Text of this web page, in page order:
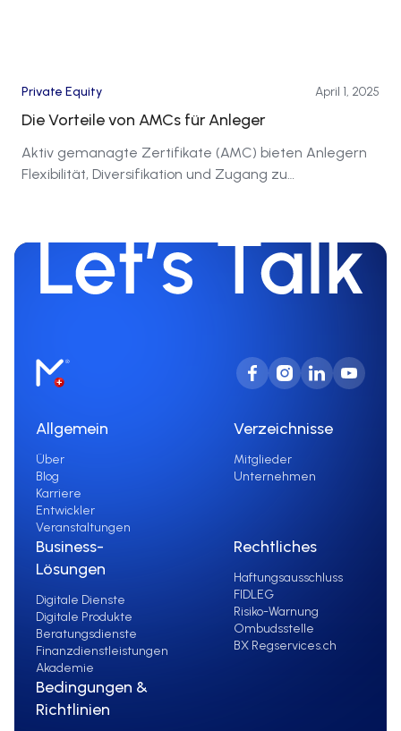
Private Equity April 1, 2025
Die Vorteile von AMCs für Anleger
Aktiv gemanagte Zertifikate (AMC) bieten Anlegern
Flexibilität, Diversifikation und Zugang zu
Allgemein
Über
Blog
Karriere
Entwickler
Veranstaltungen
Verzeichnisse
Mitglieder
Unternehmen
Business-
Lösungen
Digitale Dienste
Digitale Produkte
Beratungsdienste
Finanzdienstleistungen
Akademie
Rechtliches
Haftungsausschluss
FIDLEG
Risiko-Warnung
Ombudsstelle
BX Regservices.ch
Bedingungen &
Richtlinien